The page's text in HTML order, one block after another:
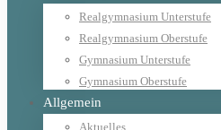
Realgymnasium Unterstufe
Realgymnasium Oberstufe
Gymnasium Unterstufe
Gymnasium Oberstufe
Allgemein
Aktuelles